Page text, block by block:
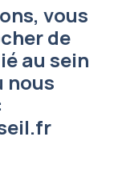
vous
de
au sein
nous